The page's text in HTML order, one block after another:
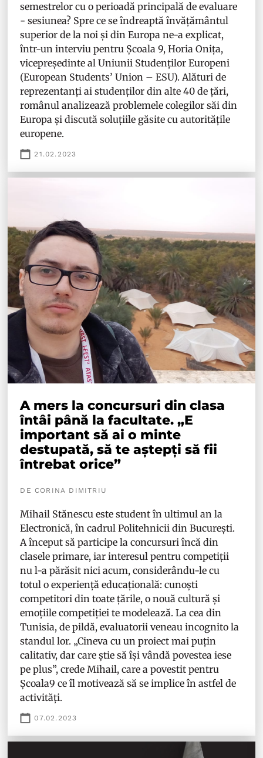
semestrelor cu o perioadă principală de evaluare
- sesiunea? Spre ce se îndreaptă învățământul
superior de la noi și din Europa ne-a explicat,
într-un interviu pentru Școala 9, Horia Onița,
vicepreședinte al Uniunii Studenților Europeni
(European Students’ Union – ESU). Alături de
reprezentanți ai studenților din alte 40 de țări,
românul analizează problemele colegilor săi din
Europa și discută soluțiile găsite cu autoritățile
europene.
21.02.2023
A mers la concursuri din clasa
întâi până la facultate. „E
important să ai o minte
destupată, să te aștepți să fii
întrebat orice”
DE CORINA DIMITRIU
Mihail Stănescu este student în ultimul an la
Electronică, în cadrul Politehnicii din București.
A început să participe la concursuri încă din
clasele primare, iar interesul pentru competiții
nu l-a părăsit nici acum, considerându-le cu
totul o experiență educațională: cunoști
competitori din toate țările, o nouă cultură și
emoțiile competiției te modelează. La cea din
Tunisia, de pildă, evaluatorii veneau incognito la
standul lor. „Cineva cu un proiect mai puțin
calitativ, dar care știe să își vândă povestea iese
pe plus”, crede Mihail, care a povestit pentru
Școala9 ce îl motivează să se implice în astfel de
activități.
07.02.2023